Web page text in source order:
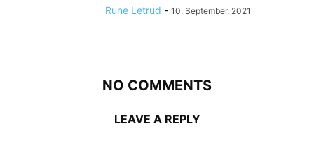
Rune Letrud - 10. September, 2021
NO COMMENTS
LEAVE A REPLY